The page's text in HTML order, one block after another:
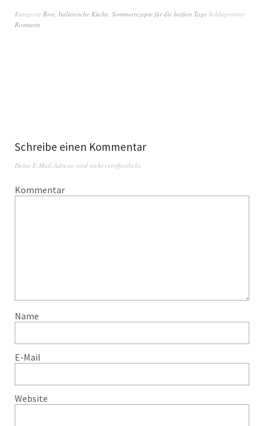
Kategorie Brot, Italienische Küche, Sommerrezepte für die heißen Tage Schlagwörter
Rosmarin
Schreibe einen Kommentar
Deine E-Mail-Adresse wird nicht veröffentlicht.
Kommentar
Name
E-Mail
Website